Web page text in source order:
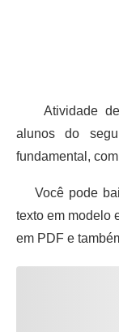
Atividade de
alunos do
fundamental,
Você pode
texto em modelo
em PDF e